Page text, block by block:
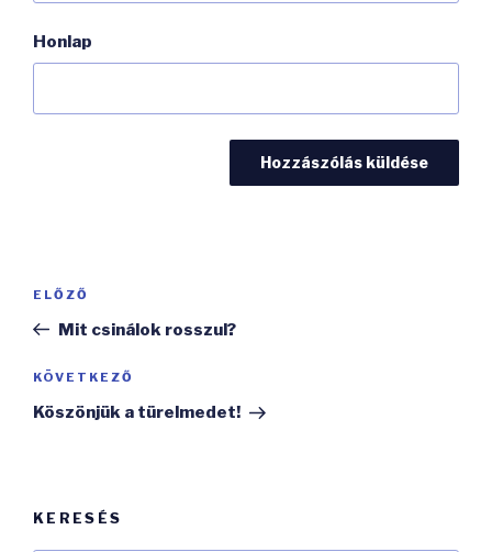
Honlap
Bejegyzés
Korábbi
bejegyzés
ELŐZŐ
Mit csinálok rosszul?
Következő
bejegyzés
KÖVETKEZŐ
Köszönjük a türelmedet!
KERESÉS